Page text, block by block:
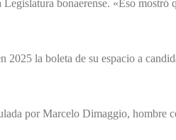
bonaerense. «Eso
la boleta de su espacio a
por Marcelo Dimaggio, hombre